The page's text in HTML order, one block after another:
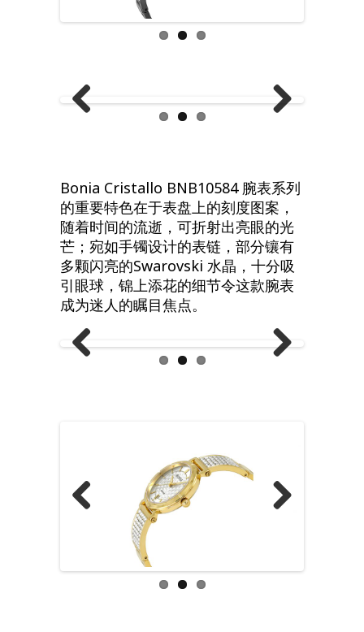
Bonia Cristallo BNB10584 腕表系列
的重要特色在于表盘上的刻度图案，
随着时间的流逝，可折射出亮眼的光
芒；宛如手镯设计的表链，部分镶有
多颗闪亮的Swarovski 水晶，十分吸
引眼球，锦上添花的细节令这款腕表
成为迷人的瞩目焦点。
Previous Next